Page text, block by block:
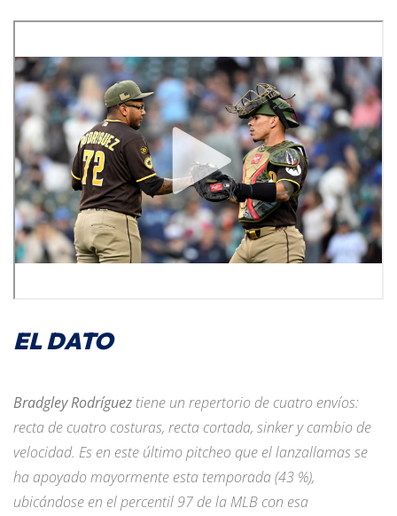
EL DATO
Bradgley Rodríguez tiene un repertorio de cuatro envíos:
recta de cuatro costuras, recta cortada, sinker y cambio de
velocidad. Es en este último pitcheo que el lanzallamas se
ha apoyado mayormente esta temporada (43 %),
ubicándose en el percentil 97 de la MLB con esa